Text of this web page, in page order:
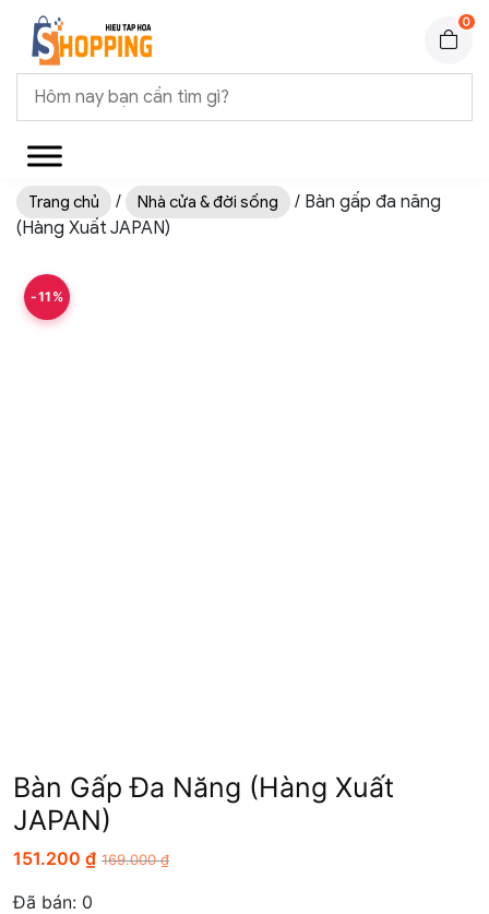
0
Trang chủ / Nhà cửa & đời sống
/ Bàn gấp đa năng
(Hàng Xuất JAPAN)
-11%
Bàn Gấp Đa Năng (Hàng Xuất
JAPAN)
151.200 ₫ 169.000₫
Đã bán: 0